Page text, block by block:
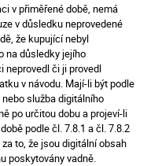
v přiměřené době, nemá
v důsledku neprovedené
že kupující nebyl
na důsledky jejího
neprovedl či ji provedl
v návodu. Mají-li být podle
služba digitálního
po určitou dobu a projeví-li
podle čl. 7.8.1 a čl. 7.8.2
to, že jsou digitální obsah
poskytovány vadně.